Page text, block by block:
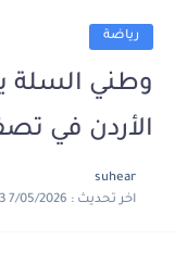
رياضة
وطني السلة
الأردن في
suhear
اخر تحديث : 7/05/2026 04:35:13 م